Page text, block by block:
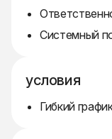
Системный
условия
Гибкий